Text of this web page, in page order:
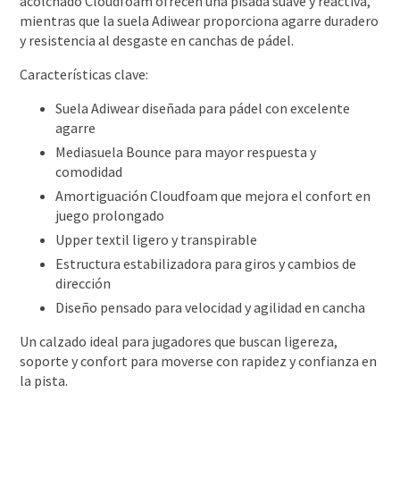
mientras que la suela Adiwear proporciona agarre duradero
y resistencia al desgaste en canchas de pádel.
Características clave:
Suela Adiwear diseñada para pádel con excelente
agarre
Mediasuela Bounce para mayor respuesta y
comodidad
Amortiguación Cloudfoam que mejora el confort en
juego prolongado
Upper textil ligero y transpirable
Estructura estabilizadora para giros y cambios de
dirección
Diseño pensado para velocidad y agilidad en cancha
Un calzado ideal para jugadores que buscan ligereza,
soporte y confort para moverse con rapidez y confianza en
la pista.